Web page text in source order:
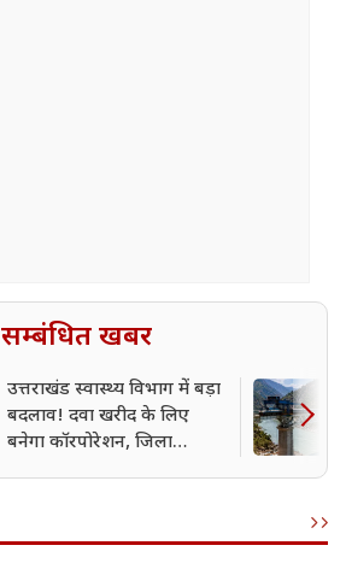
सम्बंधित खबर
उत्तराखंड स्वास्थ्य विभाग में बड़ा
बदलाव! दवा खरीद के लिए
बनेगा कॉरपोरेशन, जिला